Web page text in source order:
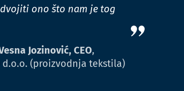
ono što nam je tog
Jozinović, CEO,
d.o.o. (proizvodnja tekstila)